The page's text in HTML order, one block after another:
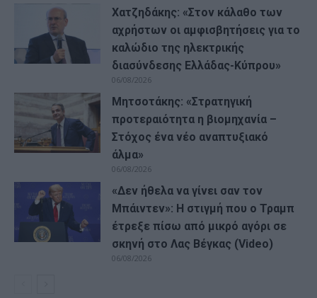
Χατζηδάκης: «Στον κάλαθο των
αχρήστων οι αμφισβητήσεις για το
καλώδιο της ηλεκτρικής
διασύνδεσης Ελλάδας-Κύπρου»
06/08/2026
Μητσοτάκης: «Στρατηγική
προτεραιότητα η βιομηχανία –
Στόχος ένα νέο αναπτυξιακό
άλμα»
06/08/2026
«Δεν ήθελα να γίνει σαν τον
Μπάιντεν»: Η στιγμή που ο Τραμπ
έτρεξε πίσω από μικρό αγόρι σε
σκηνή στο Λας Βέγκας (Video)
06/08/2026